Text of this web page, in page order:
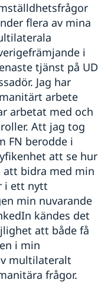
flera av mina
i
tjänst på UD
Jag har
arbete
arbetat med och
Att jag tog
FN berodde i
att se hur
att bidra med min
i ett nytt
min nuvarande
kändes det
att både få
i min
multilateralt
frågor.